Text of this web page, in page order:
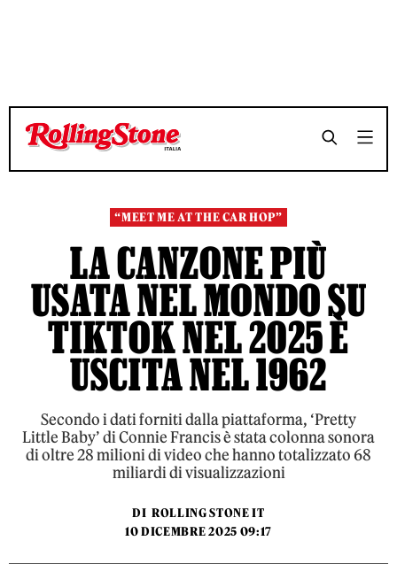
TEMPO DI LETTURA 4 MINUTI SHARE
TEMPO DI LETTURA 4 MINUTI SHARE
“MEET ME AT THE CAR HOP”
LA CANZONE PIÙ
USATA NEL MONDO SU
TIKTOK NEL 2025 È
USCITA NEL 1962
Secondo i dati forniti dalla piattaforma, ‘Pretty
Little Baby’ di Connie Francis è stata colonna sonora
di oltre 28 milioni di video che hanno totalizzato 68
miliardi di visualizzazioni
DI ROLLING STONE IT
10 DICEMBRE 2025 09:17